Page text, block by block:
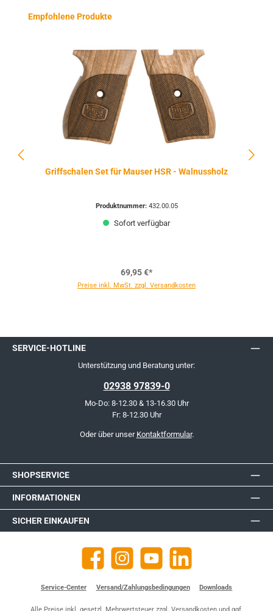
Produktgalerie überspringen
Empfohlene Produkte
Griffschalen Set für Mauser HSR - Walnussholz
Produktnummer: 432.00.05
Sofort verfügbar
69,95 €*
Preise inkl. MwSt. zzgl. Versandkosten
SERVICE-HOTLINE
Unterstützung und Beratung unter:
02938 97839-0
Mo-Do: 8-12.30 & 13-16.30 Uhr
Fr: 8-12.30 Uhr
Oder über unser Kontaktformular.
SHOPSERVICE
INFORMATIONEN
SICHER EINKAUFEN
Facebook Instagram YouTube https://de.linkedin.com/company/
Service-Center Versand/Zahlungsbedingungen Downloads